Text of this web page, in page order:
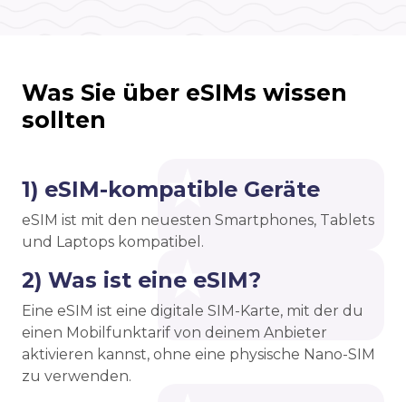
Was Sie über eSIMs wissen
sollten
1) eSIM-kompatible Geräte
eSIM ist mit den neuesten Smartphones, Tablets
und Laptops kompatibel.
2) Was ist eine eSIM?
Eine eSIM ist eine digitale SIM-Karte, mit der du
einen Mobilfunktarif von deinem Anbieter
aktivieren kannst, ohne eine physische Nano-SIM
zu verwenden.